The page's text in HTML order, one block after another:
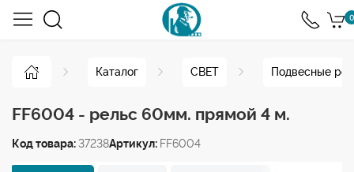
0
Каталог СВЕТ Подвесные
FF6004 - рельс 60мм. прямой 4 м.
Код товара: 37238Артикул: FF6004